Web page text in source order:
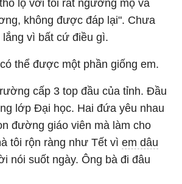
lộ với tôi rất ngưỡng mộ và
không được đáp lại". Chưa
vì bất cứ điều gì.
thể được một phần giống em.
cấp 3 top đầu của tỉnh. Đầu
lớp Đại học. Hai đứa yêu nhau
đường giáo viên mà làm cho
tôi rộn ràng như Tết vì em dâu
nói suốt ngày. Ông bà đi đâu